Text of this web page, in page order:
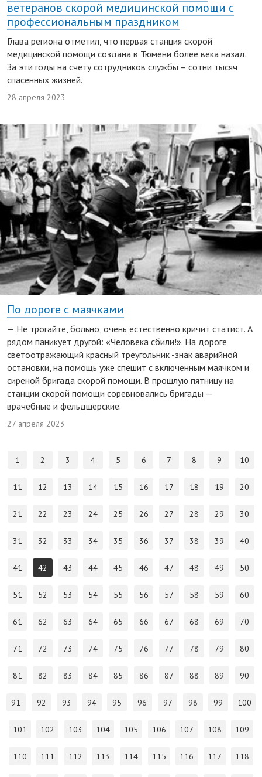
ветеранов скорой медицинской помощи с
профессиональным праздником
Глава региона отметил, что первая станция скорой
медицинской помощи создана в Тюмени более века назад.
За эти годы на счету сотрудников службы – сотни тысяч
спасенных жизней.
28 апреля 2023
По дороге с маячками
— Не трогайте, больно, очень естественно кричит статист. А
рядом паникует другой: «Человека сбили!». На дороге
светоотражающий красный треугольник -знак аварийной
остановки, на помощь уже спешит с включенным маячком и
сиреной бригада скорой помощи. В прошлую пятницу на
станции скорой помощи соревновались бригады —
врачебные и фельдшерские.
27 апреля 2023
1 2 3 4 5 6 7 8 9 10
11 12 13 14 15 16 17 18 19 20
21 22 23 24 25 26 27 28 29 30
31 32 33 34 35 36 37 38 39 40
41 42 43 44 45 46 47 48 49 50
51 52 53 54 55 56 57 58 59 60
61 62 63 64 65 66 67 68 69 70
71 72 73 74 75 76 77 78 79 80
81 82 83 84 85 86 87 88 89 90
91 92 93 94 95 96 97 98 99 100
101 102 103 104 105 106 107 108 109
110 111 112 113 114 115 116 117 118